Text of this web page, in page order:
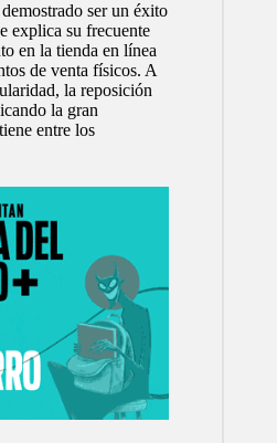
ser un éxito
explica su frecuente
en la tienda en línea
de venta físicos. A
la reposición
la gran
entre los